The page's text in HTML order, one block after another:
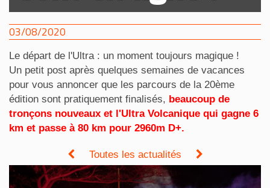
03/08/2020
Le départ de l'Ultra : un moment toujours magique !
Un petit post après quelques semaines de vacances
pour vous annoncer que les parcours de la 20ème
édition sont pratiquement finalisés, beaucoup de
tronçons nouveaux et l'Ultra Volcanique qui gagne 6
km et passe à 80 km pour 2960m D+.
Toutes les actualités